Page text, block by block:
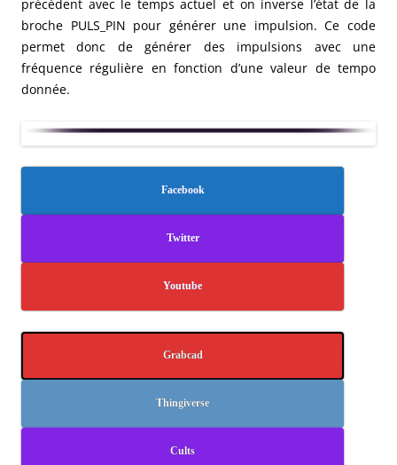
précédent avec le temps actuel et on inverse l’état de la
broche PULS_PIN pour générer une impulsion. Ce code
permet donc de générer des impulsions avec une
fréquence régulière en fonction d’une valeur de tempo
donnée.
Facebook
Twitter
Youtube
Grabcad
Thingiverse
Cults